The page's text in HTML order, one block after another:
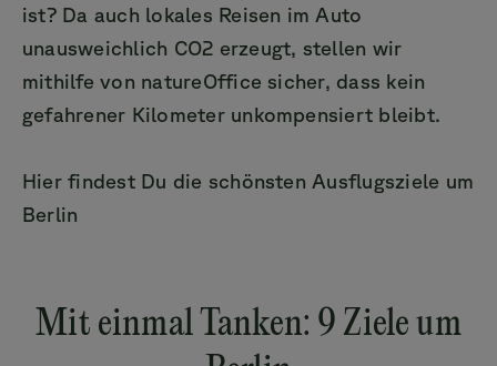
ist? Da auch lokales Reisen im Auto
unausweichlich CO2 erzeugt, stellen wir
mithilfe von natureOffice sicher, dass kein
gefahrener Kilometer unkompensiert bleibt.
Hier findest Du die schönsten Ausflugsziele um
Berlin
Mit einmal Tanken: 9 Ziele um